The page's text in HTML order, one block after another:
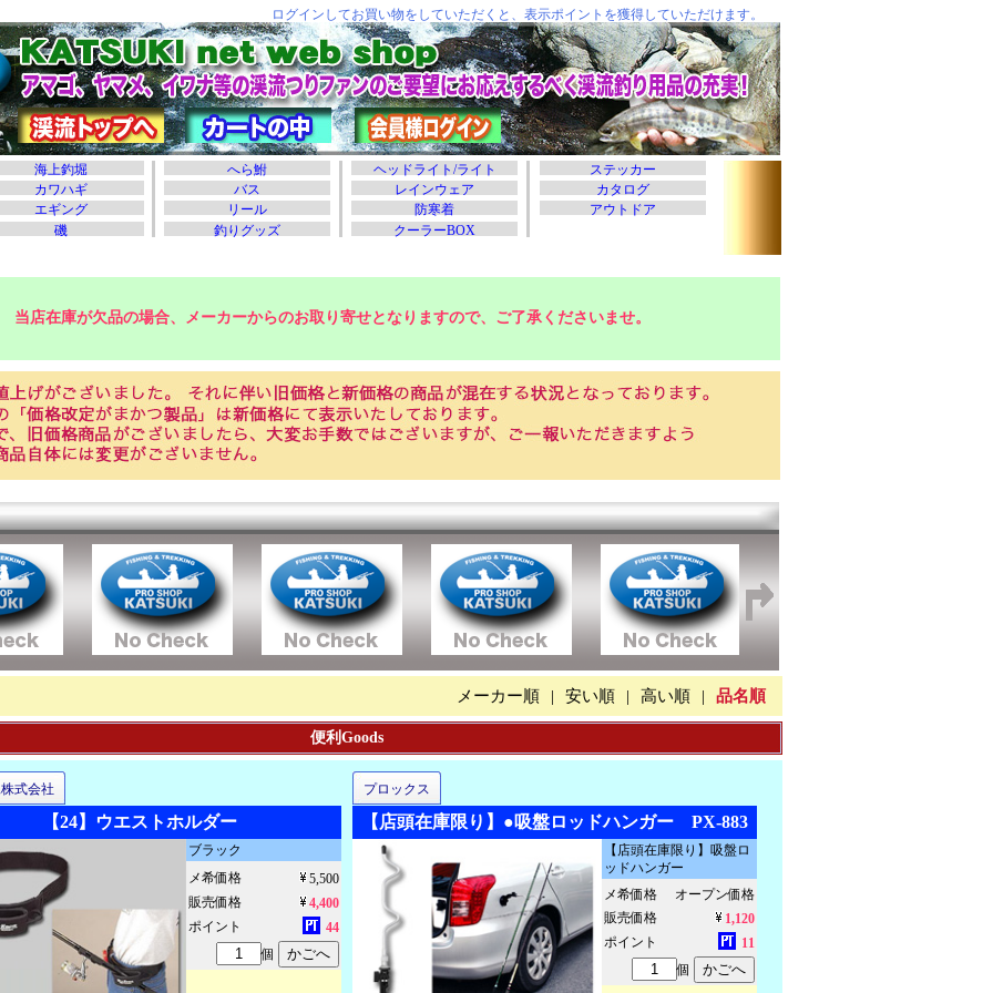
当店在庫が欠品の場合、メーカーからのお取り寄せとなりますので、ご了承くださいませ。
メーカー順 | 安い順 | 高い順 | 品名順
便利Goods
式会社
【24】ウエストホルダー
ブラック
メ希価格
5,500
販売価格
4,400
ポイント
44
個
プロックス
【店頭在庫限り】●吸盤ロッドハンガー PX-883
【店頭在庫限り】吸盤ロ
ッドハンガー
メ希価格
オープン価格
販売価格
1,120
ポイント
11
個